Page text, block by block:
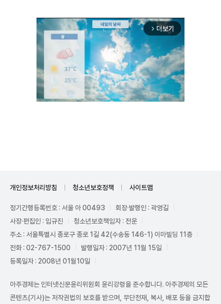
arrow_forward_ios 더보기
개인정보처리방침 청소년보호정책 사이트맵
정기간행등록번호 : 서울 아 00493
회장·발행인 : 곽영길
사장·편집인 : 임규진
청소년보호책임자 : 전운
주소 : 서울특별시 종로구 종로 1길 42(수송동 146-1) 이마빌딩 11층
전화 : 02-767-1500
발행일자 : 2007년 11월 15일
등록일자 : 2008년 01월10일
아주경제는 인터넷신문윤리위원회 윤리강령을 준수합니다. 아주경제의 모든
콘텐츠(기사)는 저작권법의 보호를 받으며, 무단전재, 복사, 배포 등을 금지합